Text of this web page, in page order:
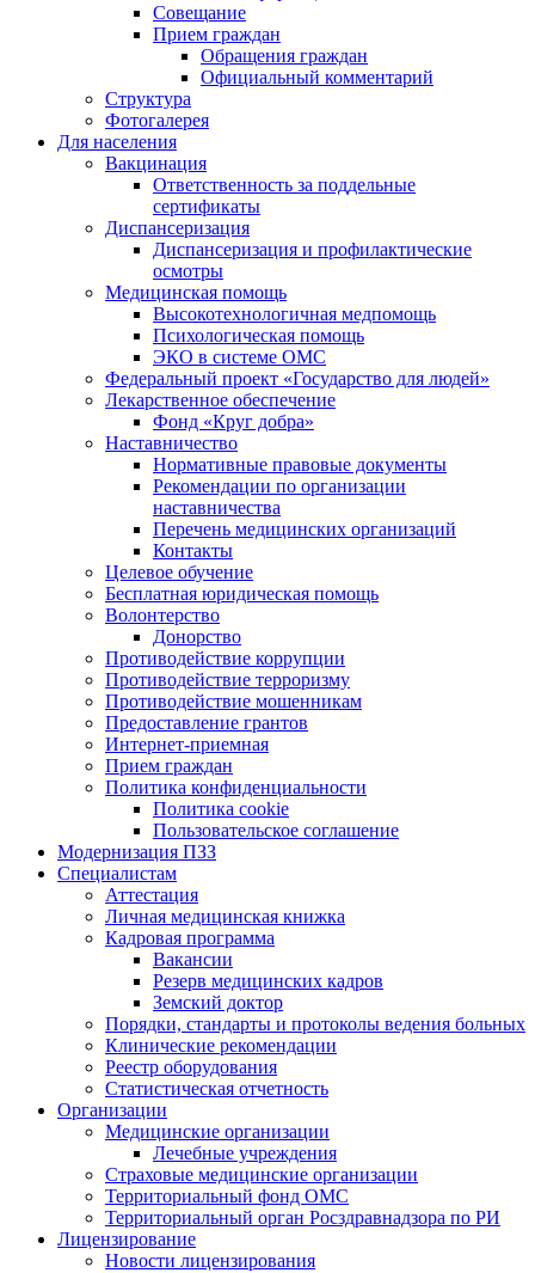
Совещание
Прием граждан
Обращения граждан
Официальный комментарий
Структура
Фотогалерея
Для населения
Вакцинация
Ответственность за поддельные
сертификаты
Диспансеризация
Диспансеризация и профилактические
осмотры
Медицинская помощь
Высокотехнологичная медпомощь
Психологическая помощь
ЭКО в системе ОМС
Федеральный проект «Государство для людей»
Лекарственное обеспечение
Фонд «Круг добра»
Наставничество
Нормативные правовые документы
Рекомендации по организации
наставничества
Перечень медицинских организаций
Контакты
Целевое обучение
Бесплатная юридическая помощь
Волонтерство
Донорство
Противодействие коррупции
Противодействие терроризму
Противодействие мошенникам
Предоставление грантов
Интернет-приемная
Прием граждан
Политика конфиденциальности
Политика cookie
Пользовательское соглашение
Модернизация ПЗЗ
Специалистам
Аттестация
Личная медицинская книжка
Кадровая программа
Вакансии
Резерв медицинских кадров
Земский доктор
Порядки, стандарты и протоколы ведения больных
Клинические рекомендации
Реестр оборудования
Статистическая отчетность
Организации
Медицинские организации
Лечебные учреждения
Страховые медицинские организации
Территориальный фонд ОМС
Территориальный орган Росздравнадзора по РИ
Лицензирование
Новости лицензирования